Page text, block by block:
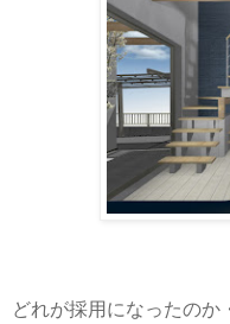
どれが採用になったのか